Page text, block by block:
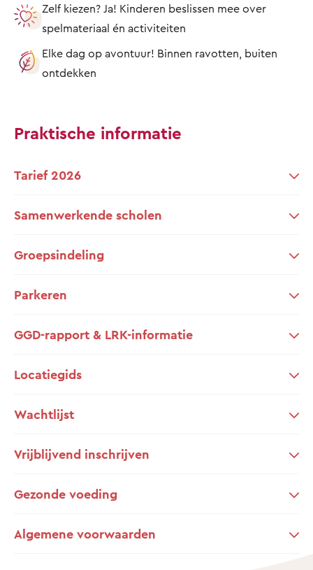
Zelf kiezen? Ja! Kinderen beslissen mee over
spelmateriaal én activiteiten
Elke dag op avontuur! Binnen ravotten, buiten
ontdekken
Praktische informatie
Tarief 2026
Samenwerkende scholen
Groepsindeling
Parkeren
GGD-rapport & LRK-informatie
Locatiegids
Wachtlijst
Vrijblijvend inschrijven
Gezonde voeding
Algemene voorwaarden